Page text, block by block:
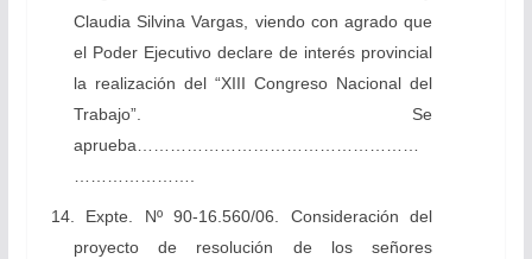
Claudia Silvina Vargas, viendo con agrado que
el Poder Ejecutivo declare de interés provincial
la realización del “XIII Congreso Nacional del
Trabajo”. Se
aprueba……………………………………………
………………….
14. Expte. Nº 90-16.560/06. Consideración del
proyecto de resolución de los señores